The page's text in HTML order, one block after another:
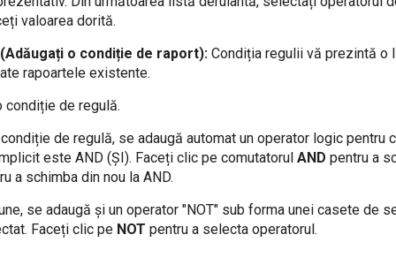
valoarea dorită.
o condiție de raport): Condiția regulii vă prezintă o
rapoartele existente.
condiție de regulă.
de regulă, se adaugă automat un operator logic pentru
este AND (ȘI). Faceți clic pe comutatorul AND pentru a
a schimba din nou la AND.
se adaugă și un operator "NOT" sub forma unei casete de
Faceți clic pe NOT pentru a selecta operatorul.